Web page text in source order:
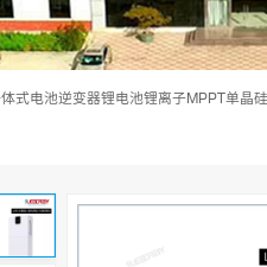
式电池逆变器锂电池锂离子MPPT单晶